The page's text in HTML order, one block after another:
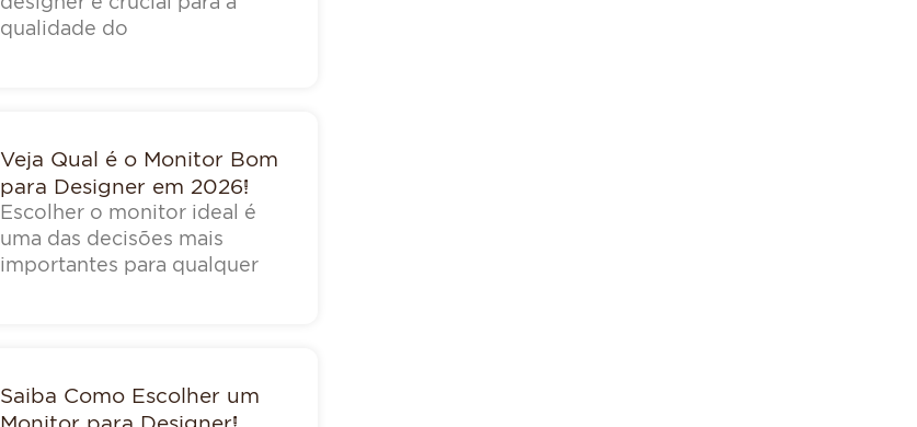
qualidade do
Veja Qual é o Monitor Bom
para Designer em 2026!
Escolher o monitor ideal é
uma das decisões mais
importantes para qualquer
Saiba Como Escolher um
Monitor para Designer!